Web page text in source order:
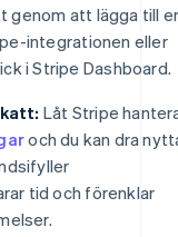
genom att lägga till
integrationen eller
i Stripe Dashboard.
Låt Stripe
och du kan dra
tid och förenklar